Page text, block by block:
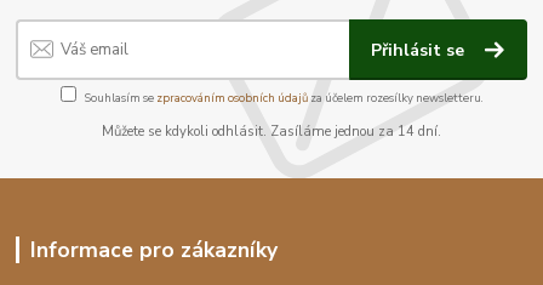
Přihlásit se
Souhlasím se zpracováním osobních údajůza účelem rozesílky newsletteru.
Můžete se kdykoli odhlásit. Zasíláme jednou za 14 dní.
Informace pro zákazníky